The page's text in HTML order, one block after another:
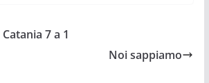
7 a 1
Noi sappiamo